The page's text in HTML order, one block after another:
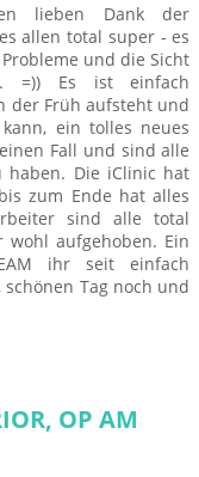
lieben Dank der
allen total super - es
und die Sicht
=)) Es ist einfach
der Früh aufsteht und
ein tolles neues
Fall und sind alle
haben. Die iClinic hat
zum Ende hat alles
sind alle total
aufgehoben. Ein
ihr seit einfach
schönen Tag noch und
OP AM